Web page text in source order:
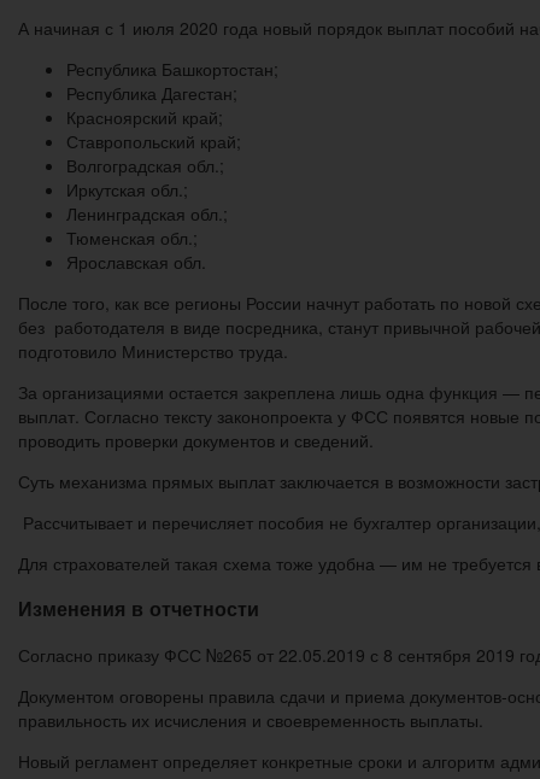
А начиная с 1 июля 2020 года новый порядок выплат пособий
Республика Башкортостан;
Республика Дагестан;
Красноярский край;
Ставропольский край;
Волгоградская обл.;
Иркутская обл.;
Ленинградская обл.;
Тюменская обл.;
Ярославская обл.
После того, как все регионы России начнут работать по
без работодателя в виде посредника, станут привычной
подготовило Министерство труда.
За организациями остается закреплена лишь одна функция —
выплат. Согласно тексту законопроекта у ФСС появятся
проводить проверки документов и сведений.
Суть механизма прямых выплат заключается в возможности
Рассчитывает и перечисляет пособия не бухгалтер
Для страхователей такая схема тоже удобна — им не
Изменения в отчетности
Согласно приказу ФСС №265 от 22.05.2019 с 8 сентября 2019
Документом оговорены правила сдачи и приема документов-
правильность их исчисления и своевременность выплаты.
Новый регламент определяет конкретные сроки и алгоритм